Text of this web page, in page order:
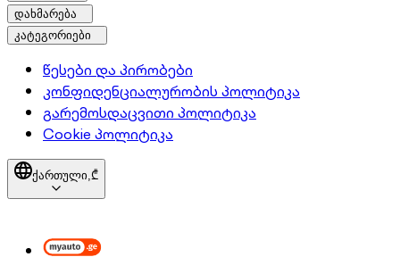
დახმარება
კატეგორიები
წესები და პირობები
კონფიდენციალურობის პოლიტიკა
გარემოსდაცვითი პოლიტიკა
Cookie პოლიტიკა
ქართული, ₾